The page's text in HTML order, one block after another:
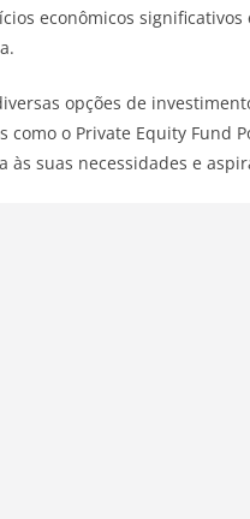
econômicos
opções de
como o Private Equity Fund
às suas necessidades e